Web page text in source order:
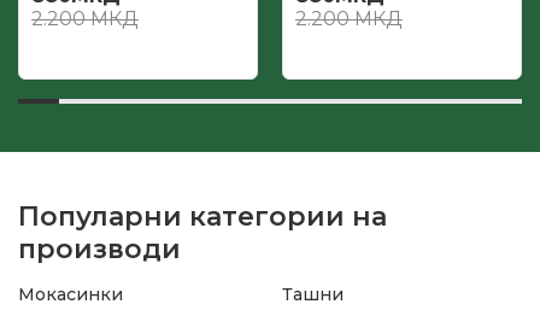
2.200МКД
2.200МКД
Популарни категории на
производи
Мокасинки
Ташни